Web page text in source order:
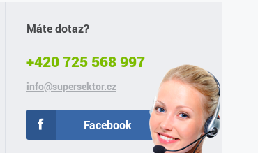
Máte dotaz?
+420 725 568 997
info@supersektor.cz
Facebook